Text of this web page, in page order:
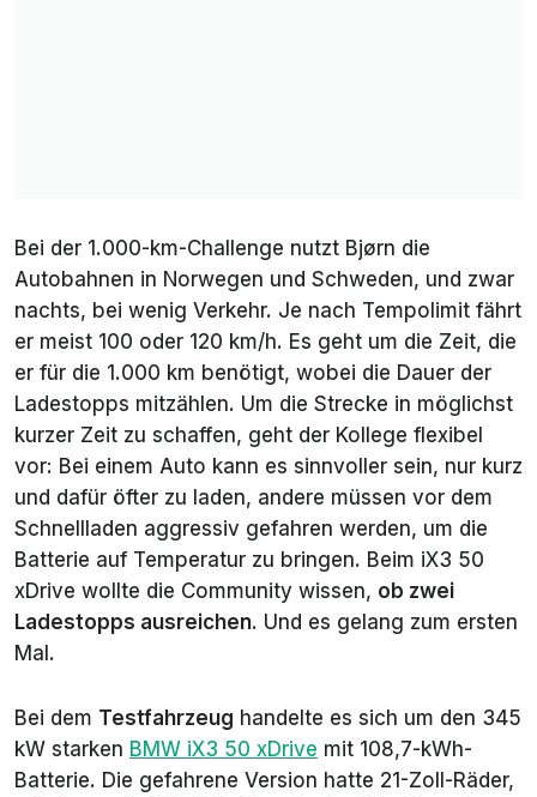
Bei der 1.000-km-Challenge nutzt Bjørn die
Autobahnen in Norwegen und Schweden, und zwar
nachts, bei wenig Verkehr. Je nach Tempolimit fährt
er meist 100 oder 120 km/h. Es geht um die Zeit, die
er für die 1.000 km benötigt, wobei die Dauer der
Ladestopps mitzählen. Um die Strecke in möglichst
kurzer Zeit zu schaffen, geht der Kollege flexibel
vor: Bei einem Auto kann es sinnvoller sein, nur kurz
und dafür öfter zu laden, andere müssen vor dem
Schnellladen aggressiv gefahren werden, um die
Batterie auf Temperatur zu bringen. Beim iX3 50
xDrive wollte die Community wissen, ob zwei
Ladestopps ausreichen. Und es gelang zum ersten
Mal.
Bei dem Testfahrzeug handelte es sich um den 345
kW starken BMW iX3 50 xDrive mit 108,7-kWh-
Batterie. Die gefahrene Version hatte 21-Zoll-Räder,